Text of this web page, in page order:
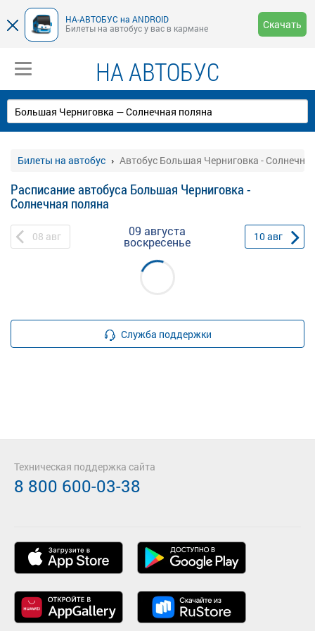
НА-АВТОБУС на ANDROID
Билеты на автобус у вас в кармане
Скачать
НА АВТОБУС
Билеты на автобус Автобус Большая Черниговка -
Расписание автобуса Большая Черниговка -
Солнечная поляна
08 авг 09 августа
воскресенье 10авг
Служба поддержки
Техническая поддержка сайта
8 800 600-03-38